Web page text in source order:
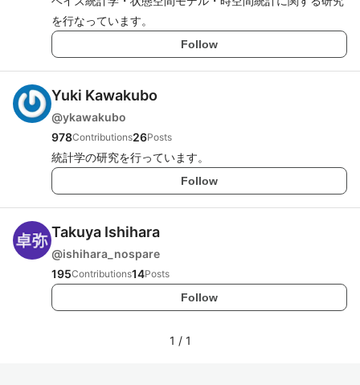
を行なっています。
Follow
Yuki Kawakubo
@ykawakubo
978Contributions26Posts
統計学の研究を行っています。
Follow
Takuya Ishihara
@ishihara_nospare
195Contributions14Posts
Follow
1 / 1